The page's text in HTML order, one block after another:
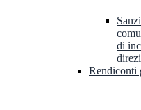
di
Rendiconti